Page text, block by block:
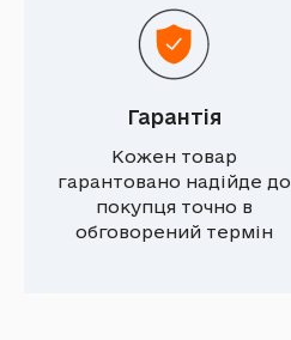
Гарантія
Кожен товар
гарантовано надійде до
покупця точно в
обговорений термін